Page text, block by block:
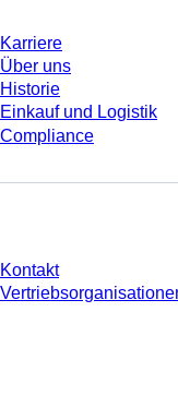
Karriere
Über uns
Historie
Einkauf und Logistik
Compliance
Kontakt